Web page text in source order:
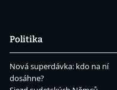
Politika
Nová superdávka: kdo na ní
dosáhne?